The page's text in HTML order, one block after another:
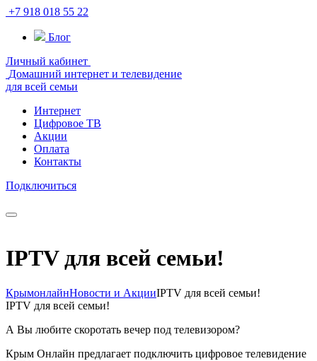
+7 918 018 55 22
Блог
Личный кабинет
Домашний интернет и телевидение
для всей семьи
Интернет
Цифровое ТВ
Акции
Оплата
Контакты
Подключиться
IPTV для всей семьи!
КрымонлайнНовости и АкцииIPTV для всей семьи!
IPTV для всей семьи!
А Вы любите скоротать вечер под телевизором?
Крым Онлайн предлагает подключить цифровое телевидение